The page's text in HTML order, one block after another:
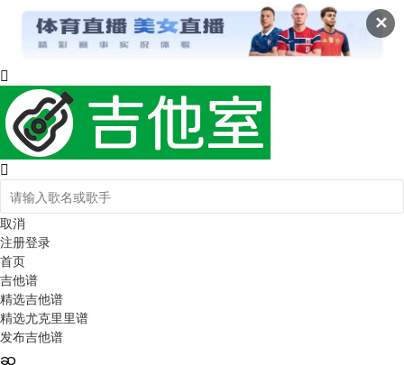
✕
取消
注册登录
首页
吉他谱
精选吉他谱
精选尤克里里谱
发布吉他谱